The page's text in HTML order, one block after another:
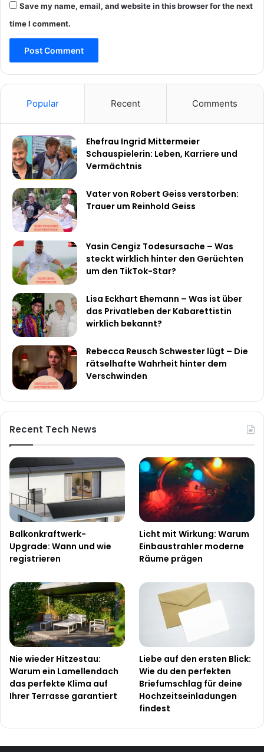
Save my name, email, and website in this browser for the next
time I comment.
Popular Recent Comments
Ehefrau Ingrid Mittermeier
Schauspielerin: Leben, Karriere und
Vermächtnis
Vater von Robert Geiss verstorben:
Trauer um Reinhold Geiss
Yasin Cengiz Todesursache – Was
steckt wirklich hinter den Gerüchten
um den TikTok-Star?
Lisa Eckhart Ehemann – Was ist über
das Privatleben der Kabarettistin
wirklich bekannt?
Rebecca Reusch Schwester lügt – Die
rätselhafte Wahrheit hinter dem
Verschwinden
Recent Tech News
Balkonkraftwerk-
Upgrade: Wann und wie
registrieren
Licht mit Wirkung: Warum
Einbaustrahler moderne
Räume prägen
Nie wieder Hitzestau:
Warum ein Lamellendach
das perfekte Klima auf
Ihrer Terrasse garantiert
Liebe auf den ersten Blick:
Wie du den perfekten
Briefumschlag für deine
Hochzeitseinladungen
findest